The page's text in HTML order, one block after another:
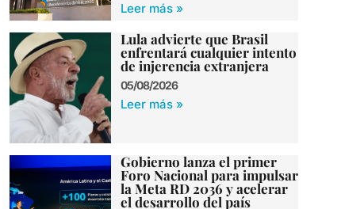
Leer más »
Lula advierte que Brasil
enfrentará cualquier intento
de injerencia extranjera
05/08/2026
Leer más »
Gobierno lanza el primer
Foro Nacional para impulsar
la Meta RD 2036 y acelerar
el desarrollo del país